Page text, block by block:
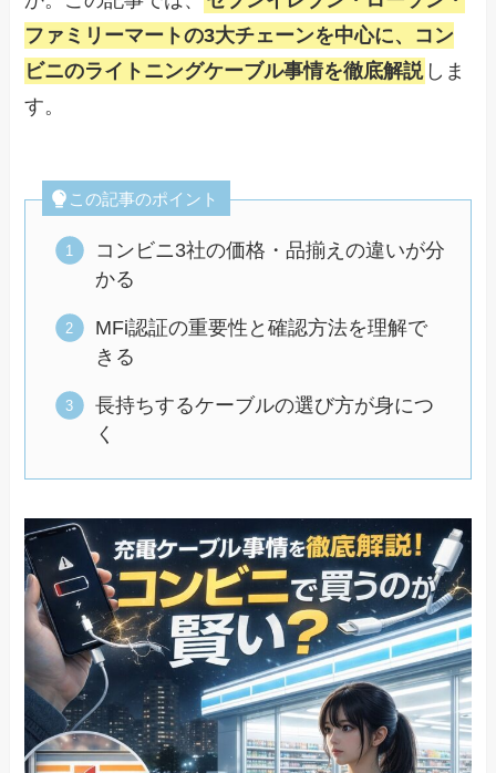
ファミリーマートの3大チェーンを中心に、コン
ビニのライトニングケーブル事情を徹底解説 しま
す。
この記事のポイント
コンビニ3社の価格・品揃えの違いが分
かる
MFi認証の重要性と確認方法を理解で
きる
長持ちするケーブルの選び方が身につ
く